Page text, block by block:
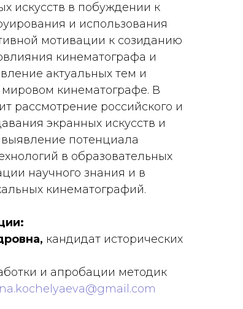
искусств в побуждении к
и использования
мотивации к созиданию
кинематографа и
актуальных тем и
кинематографе. В
рассмотрение российского и
экранных искусств и
выявление потенциала
в образовательных
научного знания и в
кинематографий.
кандидат исторических
и апробации методик